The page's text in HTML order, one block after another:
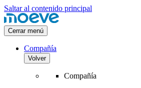
Saltar al contenido principal
Cerrar menú
Compañía
Volver
Compañía